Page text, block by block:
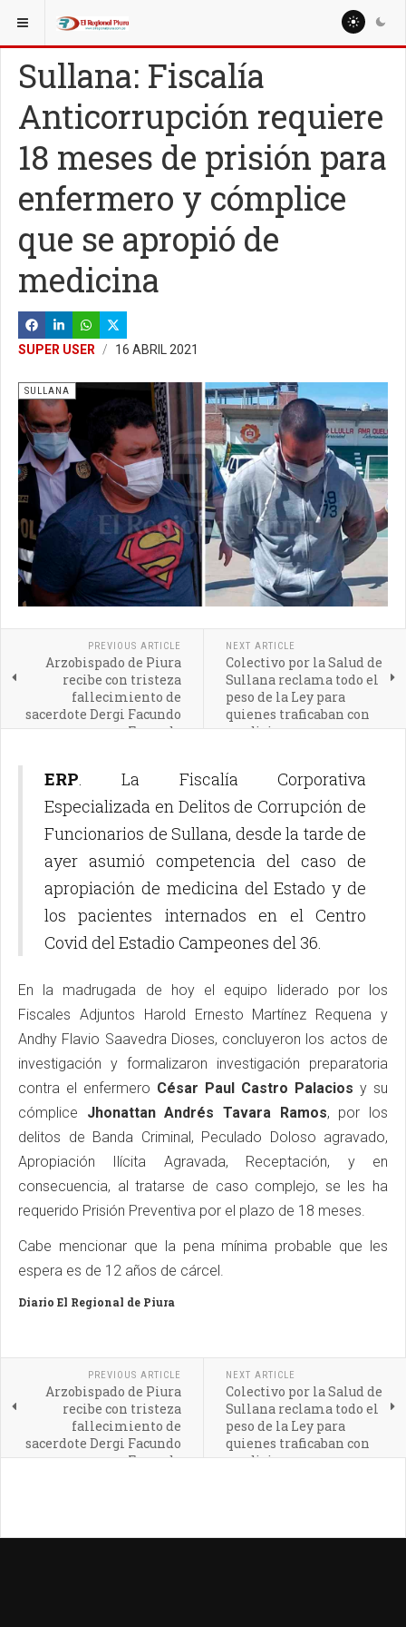
ESTÁ AQUÍ: LOCALES
Sullana: Fiscalía
Anticorrupción requiere
18 meses de prisión para
enfermero y cómplice
que se apropió de
medicina
SUPER USER 16 ABRIL 2021
SULLANA
PREVIOUS ARTICLE
Arzobispado de Piura
recibe con tristeza
fallecimiento de
sacerdote Dergi Facundo
Facundo
NEXT ARTICLE
Colectivo por la Salud de
Sullana reclama todo el
peso de la Ley para
quienes traficaban con
medicina
ERP. La Fiscalía Corporativa
Especializada en Delitos de Corrupción de
Funcionarios de Sullana, desde la tarde de
ayer asumió competencia del caso de
apropiación de medicina del Estado y de
los pacientes internados en el Centro
Covid del Estadio Campeones del 36.
En la madrugada de hoy el equipo liderado por los
Fiscales Adjuntos Harold Ernesto Martínez Requena y
Andhy Flavio Saavedra Dioses, concluyeron los actos de
investigación y formalizaron investigación preparatoria
contra el enfermero César Paul Castro Palacios y su
cómplice Jhonattan Andrés Tavara Ramos, por los
delitos de Banda Criminal, Peculado Doloso agravado,
Apropiación Ilícita Agravada, Receptación, y en
consecuencia, al tratarse de caso complejo, se les ha
requerido Prisión Preventiva por el plazo de 18 meses.
Cabe mencionar que la pena mínima probable que les
espera es de 12 años de cárcel.
Diario El Regional de Piura
PREVIOUS ARTICLE
Arzobispado de Piura
recibe con tristeza
fallecimiento de
sacerdote Dergi Facundo
Facundo
NEXT ARTICLE
Colectivo por la Salud de
Sullana reclama todo el
peso de la Ley para
quienes traficaban con
medicina